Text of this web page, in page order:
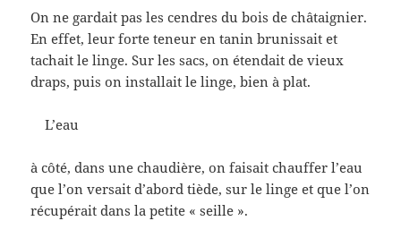
On ne gardait pas les cendres du bois de châtaignier.
En effet, leur forte teneur en tanin brunissait et
tachait le linge. Sur les sacs, on étendait de vieux
draps, puis on installait le linge, bien à plat.
L’eau
à côté, dans une chaudière, on faisait chauffer l’eau
que l’on versait d’abord tiède, sur le linge et que l’on
récupérait dans la petite « seille ».